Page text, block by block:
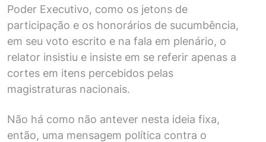
Poder Executivo, como os jetons de
participação e os honorários de sucumbência,
em seu voto escrito e na fala em plenário, o
relator insistiu e insiste em se referir apenas a
cortes em itens percebidos pelas
magistraturas nacionais.
Não há como não antever nesta ideia fixa,
então, uma mensagem política contra o